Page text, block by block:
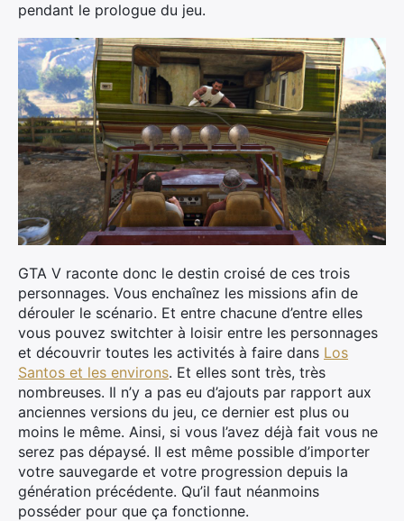
pendant le prologue du jeu.
GTA V raconte donc le destin croisé de ces trois
personnages. Vous enchaînez les missions afin de
dérouler le scénario. Et entre chacune d’entre elles
vous pouvez switchter à loisir entre les personnages
et découvrir toutes les activités à faire dans Los
Santos et les environs. Et elles sont très, très
nombreuses. Il n’y a pas eu d’ajouts par rapport aux
anciennes versions du jeu, ce dernier est plus ou
moins le même. Ainsi, si vous l’avez déjà fait vous ne
serez pas dépaysé. Il est même possible d’importer
votre sauvegarde et votre progression depuis la
génération précédente. Qu’il faut néanmoins
posséder pour que ça fonctionne.